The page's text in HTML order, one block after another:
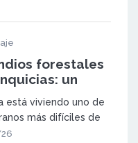
forestales
un
a prueba
está viviendo uno de
más difíciles de
décadas. Los in